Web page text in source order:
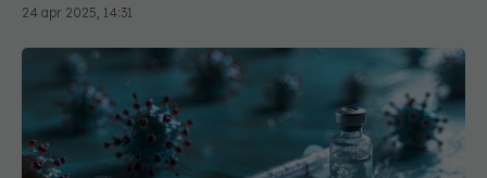
24 apr 2025, 14:31